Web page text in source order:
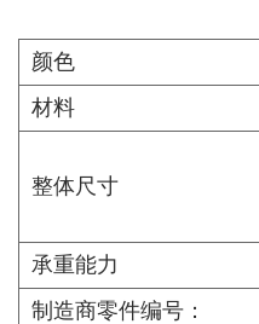
颜色
材料
整体尺寸
承重能力
制造商零件编号：